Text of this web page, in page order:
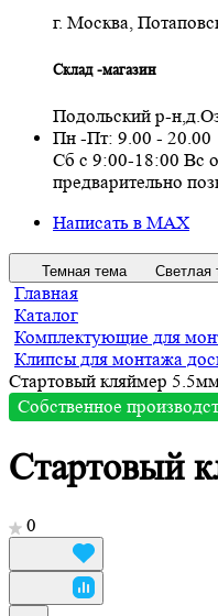
г. Москва,
Склад -магазин
Подольский р-
Пн -Пт: 9.00 - 20.00
Сб с 9:00-18:00 Вс
предварительно
Написать в MAX
Темная тема Светлая
Главная
Каталог
Комплектующие для
Клипсы для монтажа
Стартовый кляймер
Собственное
Стартовый
0